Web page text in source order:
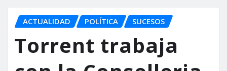
ACTUALIDAD POLÍTICA SUCESOS
Torrent trabaja